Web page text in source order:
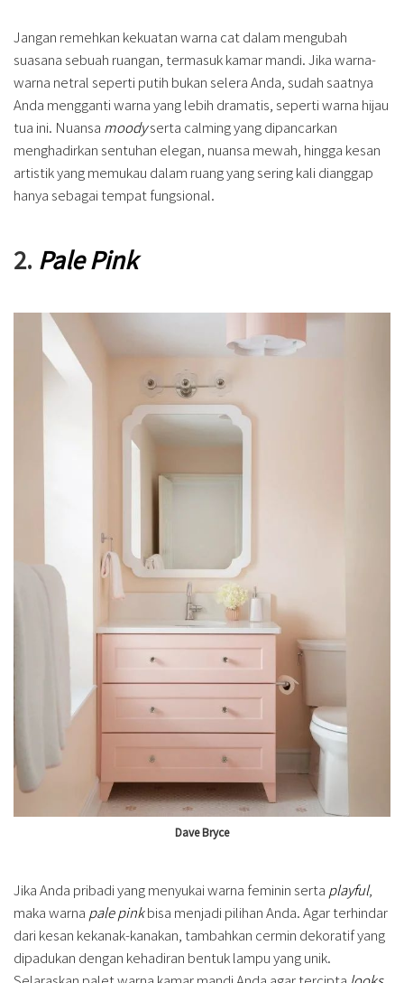
Jangan remehkan kekuatan warna cat dalam mengubah
suasana sebuah ruangan, termasuk kamar mandi. Jika warna-
warna netral seperti putih bukan selera Anda, sudah saatnya
Anda mengganti warna yang lebih dramatis, seperti warna hijau
tua ini. Nuansa moodyserta calming yang dipancarkan
menghadirkan sentuhan elegan, nuansa mewah, hingga kesan
artistik yang memukau dalam ruang yang sering kali dianggap
hanya sebagai tempat fungsional.
2. Pale Pink
Dave Bryce
Jika Anda pribadi yang menyukai warna feminin serta playful,
maka warna pale pinkbisa menjadi pilihan Anda. Agar terhindar
dari kesan kekanak-kanakan, tambahkan cermin dekoratif yang
dipadukan dengan kehadiran bentuk lampu yang unik.